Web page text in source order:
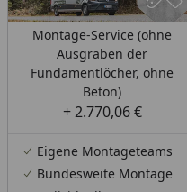
Montage-Service (ohne
Ausgraben der
Fundamentlöcher, ohne
Beton)
+ 2.770,06 €
Eigene Montageteams
Bundesweite Montage